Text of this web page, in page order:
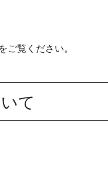
をご覧ください。
て